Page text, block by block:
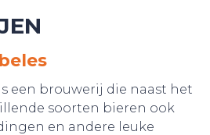
WEBSHOP
een brouwerij die naast het
soorten bieren ook
en andere leuke